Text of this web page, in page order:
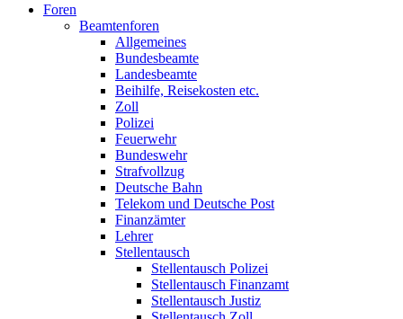
Foren
Beamtenforen
Allgemeines
Bundesbeamte
Landesbeamte
Beihilfe, Reisekosten etc.
Zoll
Polizei
Feuerwehr
Bundeswehr
Strafvollzug
Deutsche Bahn
Telekom und Deutsche Post
Finanzämter
Lehrer
Stellentausch
Stellentausch Polizei
Stellentausch Finanzamt
Stellentausch Justiz